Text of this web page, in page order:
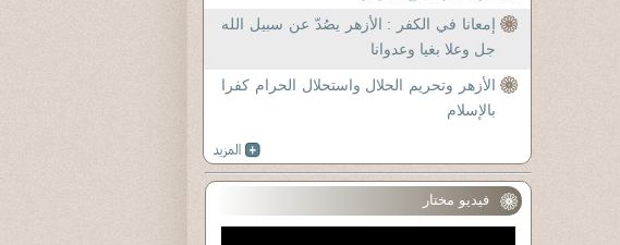
إمعانا في الكفر : الأزهر يصُدّ عن سبيل الله
جل وعلا بغيا وعدوانا
الأزهر وتحريم الحلال واستحلال الحرام كفرا
بالإسلام
فيديو مختار